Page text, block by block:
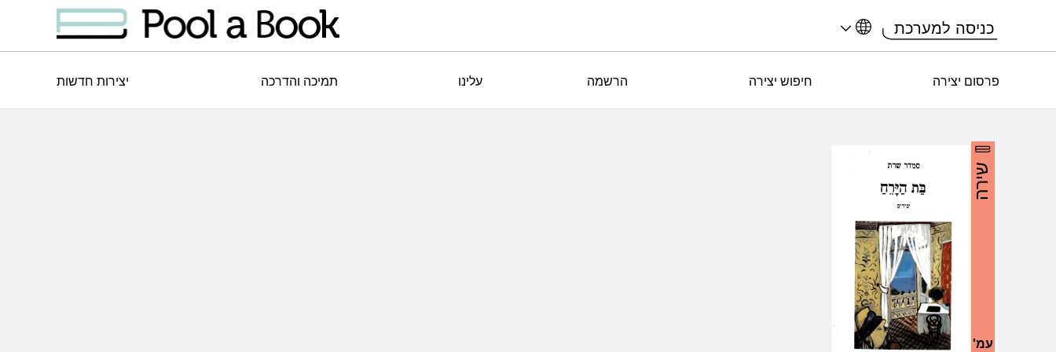
כניסה למערכת
פרסום יצירה חיפוש יצירה הרשמה עלינו תמיכה והדרכה יצירות חדשות
שירה
עמ'